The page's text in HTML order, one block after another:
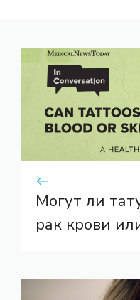
Могут ли
рак крови